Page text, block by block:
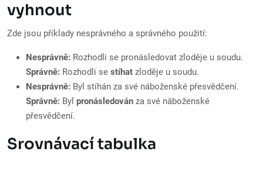
vyhnout
Zde jsou příklady nesprávného a správného použití:
Nesprávně: Rozhodli se pronásledovat zloděje u soudu.
Správně: Rozhodli se stíhat zloděje u soudu.
Nesprávně: Byl stíhán za své náboženské přesvědčení.
Správně: Byl pronásledován za své náboženské
přesvědčení.
Srovnávací tabulka